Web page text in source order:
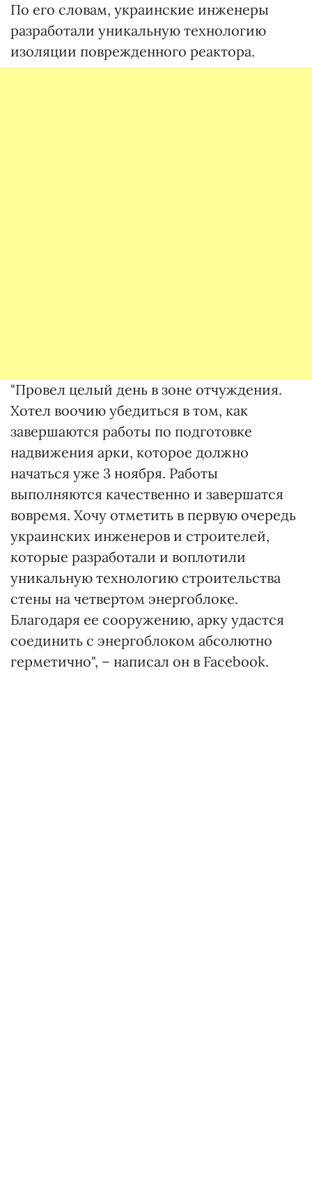
По его словам, украинские инженеры
разработали уникальную технологию
изоляции поврежденного реактора.
"Провел целый день в зоне отчуждения.
Хотел воочию убедиться в том, как
завершаются работы по подготовке
надвижения арки, которое должно
начаться уже 3 ноября. Работы
выполняются качественно и завершатся
вовремя. Хочу отметить в первую очередь
украинских инженеров и строителей,
которые разработали и воплотили
уникальную технологию строительства
стены на четвертом энергоблоке.
Благодаря ее сооружению, арку удастся
соединить с энергоблоком абсолютно
герметично", – написал он в Facebook.